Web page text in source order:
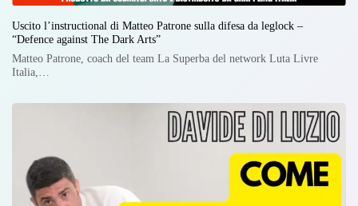
Uscito l’instructional di Matteo Patrone sulla difesa da leglock –
“Defence against The Dark Arts”
Matteo Patrone, coach del team La Superba del network Luta Livre
Italia,…